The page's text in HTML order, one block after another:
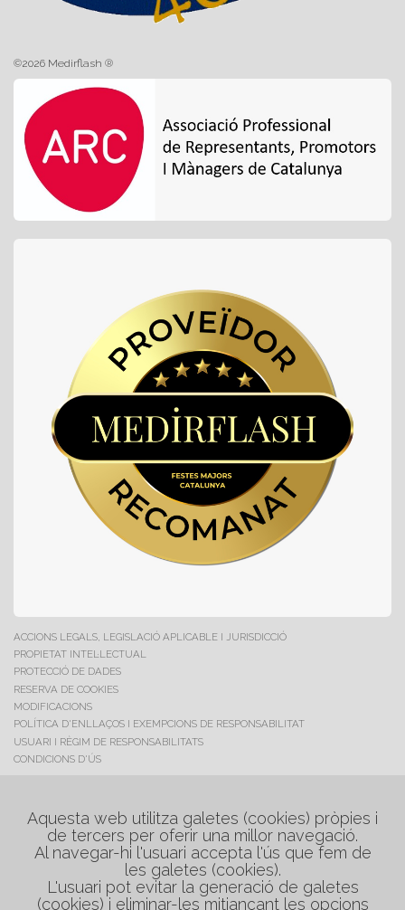
©2026 Medirflash ®
ACCIONS LEGALS, LEGISLACIÓ APLICABLE I JURISDICCIÓ
PROPIETAT INTEL·LECTUAL
PROTECCIÓ DE DADES
RESERVA DE COOKIES
MODIFICACIONS
POLÍTICA D'ENLLAÇOS I EXEMPCIONS DE RESPONSABILITAT
USUARI I RÈGIM DE RESPONSABILITATS
CONDICIONS D'ÚS
Polig. Industrial "Les Salines"
08880 Cubelles (Barcelona)
Tel. +34 938 954 048
Tel. +34 608 749 234
medirflash@medirflash.cat
Aquesta web utilitza galetes (cookies) pròpies i
de tercers per oferir una millor navegació.
Al navegar-hi l'usuari accepta l'ús que fem de
les galetes (cookies).
L'usuari pot evitar la generació de galetes
(cookies) i eliminar-les mitjançant les opcions